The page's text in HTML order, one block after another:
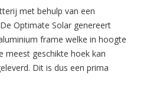
met behulp van een
Optimate Solar genereert
frame welke in hoogte
meest geschikte hoek kan
Dit is dus een prima
maar waar wel veel zonlicht